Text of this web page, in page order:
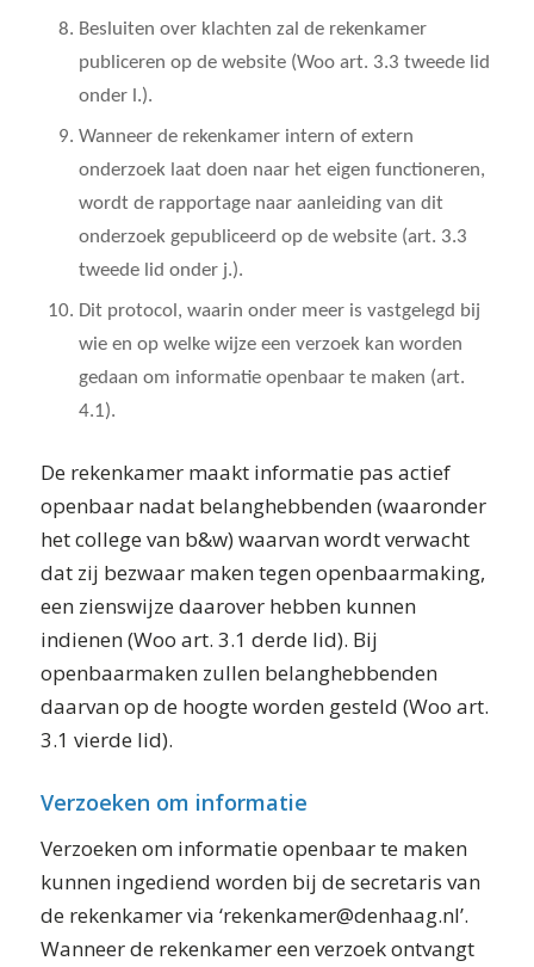
Besluiten over klachten zal de rekenkamer
publiceren op de website (Woo art. 3.3 tweede lid
onder l.).
Wanneer de rekenkamer intern of extern
onderzoek laat doen naar het eigen functioneren,
wordt de rapportage naar aanleiding van dit
onderzoek gepubliceerd op de website (art. 3.3
tweede lid onder j.).
Dit protocol, waarin onder meer is vastgelegd bij
wie en op welke wijze een verzoek kan worden
gedaan om informatie openbaar te maken (art.
4.1).
De rekenkamer maakt informatie pas actief
openbaar nadat belanghebbenden (waaronder
het college van b&w) waarvan wordt verwacht
dat zij bezwaar maken tegen openbaarmaking,
een zienswijze daarover hebben kunnen
indienen (Woo art. 3.1 derde lid). Bij
openbaarmaken zullen belanghebbenden
daarvan op de hoogte worden gesteld (Woo art.
3.1 vierde lid).
Verzoeken om informatie
Verzoeken om informatie openbaar te maken
kunnen ingediend worden bij de secretaris van
de rekenkamer via ‘rekenkamer@denhaag.nl’.
Wanneer de rekenkamer een verzoek ontvangt